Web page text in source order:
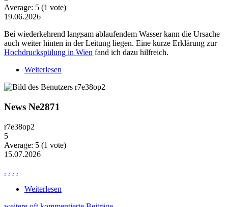
Average: 5 (1 vote)
19.06.2026
Bei wiederkehrend langsam ablaufendem Wasser kann die Ursache
auch weiter hinten in der Leitung liegen. Eine kurze Erklärung zur
Hochdruckspülung in Wien fand ich dazu hilfreich.
Weiterlesen
News Ne2871
r7e38op2
5
Average: 5 (1 vote)
15.07.2026
. . . .
Weiterlesen